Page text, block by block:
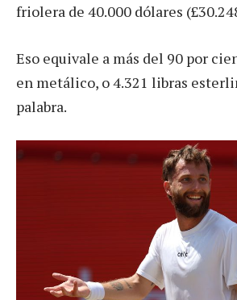
friolera de 40.000 dólares
Eso equivale a más del 90 por
en metálico, o 4.321 libras
palabra.